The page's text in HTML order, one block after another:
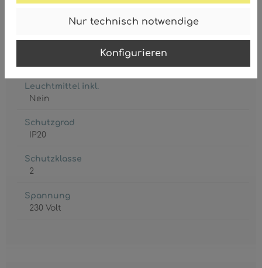
Nur technisch notwendige
Konfigurieren
Leistungsaufnahme
Leuchtmittel inkl.
Nein
Schutzgrad
IP20
Schutzklasse
2
Spannung
230 Volt